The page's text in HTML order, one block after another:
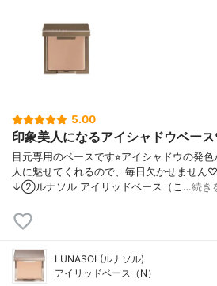
5.00
印象美人になるアイシャドウベー
目元専用のベースです⭐︎アイシャドウの発
人に魅せてくれるので、毎日欠かせませ
↓②ルナソル アイリッドベース（こ…続き
LUNASOL(ルナソル)
アイリッドベース（N）